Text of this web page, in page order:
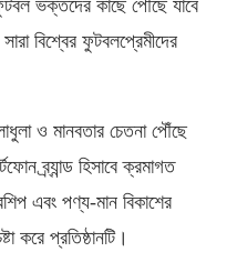
ভক্তদের কাছে পৌঁছে যাবে
বিশ্বের ফুটবলপ্রেমীদের
ও মানবতার চেতনা পৌঁছে
ব্র্যান্ড হিসাবে ক্রমাগত
এবং পণ্য-মান বিকাশের
করে প্রতিষ্ঠানটি।